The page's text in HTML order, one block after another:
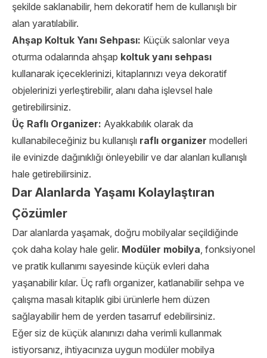
şekilde saklanabilir, hem dekoratif hem de kullanışlı bir
alan yaratılabilir.
Ahşap Koltuk Yanı Sehpası: Küçük salonlar veya
oturma odalarında ahşap koltuk yanı sehpası
kullanarak içeceklerinizi, kitaplarınızı veya dekoratif
objelerinizi yerleştirebilir, alanı daha işlevsel hale
getirebilirsiniz.
Üç Raflı Organizer: Ayakkabılık olarak da
kullanabileceğiniz bu kullanışlı raflı organizer modelleri
ile evinizde dağınıklığı önleyebilir ve dar alanları kullanışlı
hale getirebilirsiniz.
Dar Alanlarda Yaşamı Kolaylaştıran
Çözümler
Dar alanlarda yaşamak, doğru mobilyalar seçildiğinde
çok daha kolay hale gelir. Modüler mobilya, fonksiyonel
ve pratik kullanımı sayesinde küçük evleri daha
yaşanabilir kılar. Üç raflı organizer, katlanabilir sehpa ve
çalışma masalı kitaplık gibi ürünlerle hem düzen
sağlayabilir hem de yerden tasarruf edebilirsiniz.
Eğer siz de küçük alanınızı daha verimli kullanmak
istiyorsanız, ihtiyacınıza uygun modüler mobilya